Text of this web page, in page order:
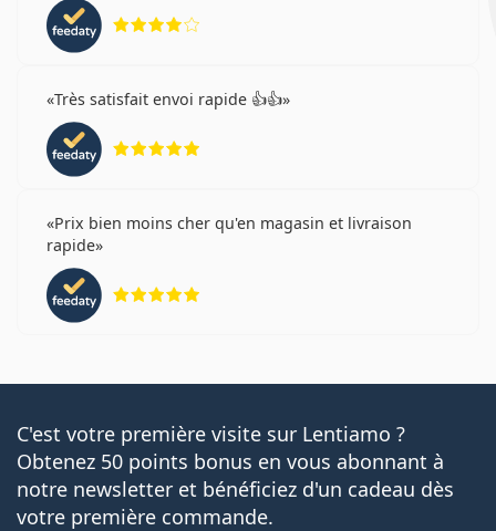
Très satisfait envoi rapide 👍👍
Prix bien moins cher qu'en magasin et livraison
rapide
C'est votre première visite sur Lentiamo ?
Obtenez 50 points bonus en vous abonnant à
notre newsletter et bénéficiez d'un cadeau dès
votre première commande.